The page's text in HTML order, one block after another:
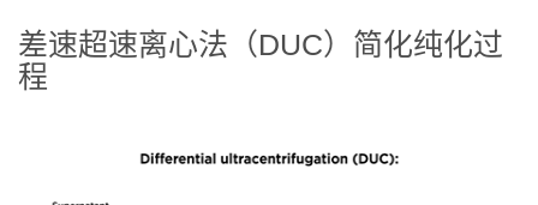
差速超速离心法（DUC）简化纯化过
程